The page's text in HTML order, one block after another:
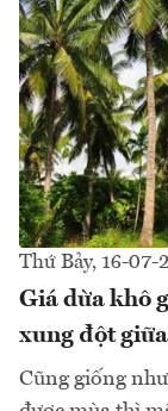
Thứ Bảy, 16-07-
Giá dừa khô
xung đột
Cũng giống